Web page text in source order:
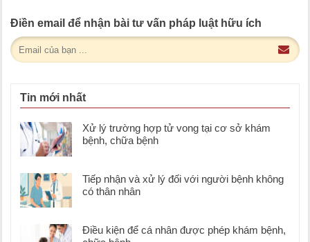
Điền email để nhận bài tư vấn pháp luật hữu ích
Tin mới nhất
Xử lý trường hợp tử vong tại cơ sở khám
bệnh, chữa bệnh
Tiếp nhận và xử lý đối với người bệnh không
có thân nhân
Điều kiện để cá nhân được phép khám bệnh,